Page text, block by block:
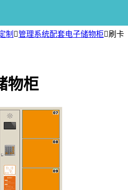
制 管理系统配套电子储物柜刷卡
物柜